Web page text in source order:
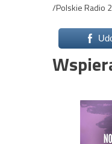
/Polskie Radio